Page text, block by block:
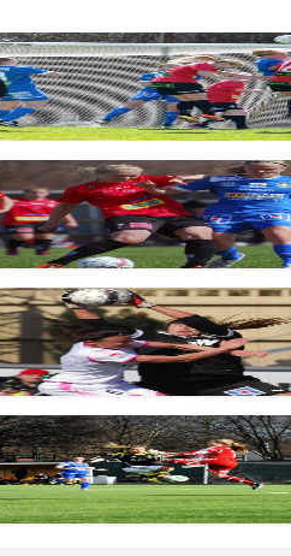
– QBIK
22:40
Bunkeflo – QBIK
21:10
Malmö – Mallbackens IF
20:54